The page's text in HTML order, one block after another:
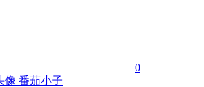
0
番茄小子